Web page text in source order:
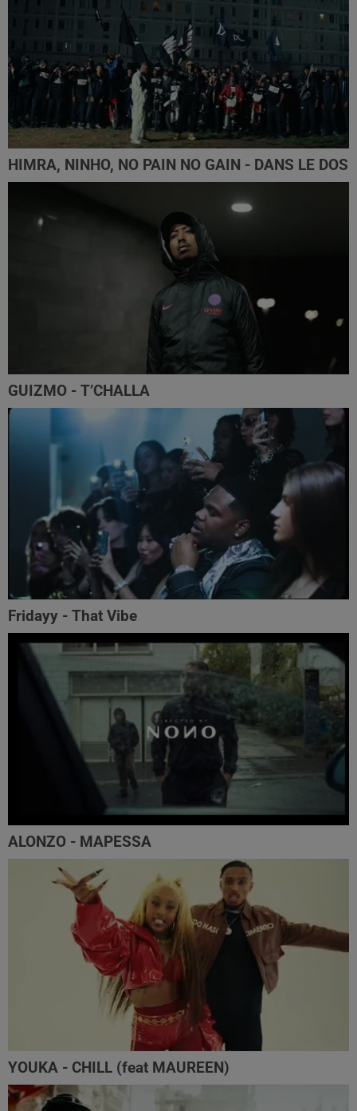
HIMRA, NINHO, NO PAIN NO GAIN - DANS LE DOS
GUIZMO - T’CHALLA
Fridayy - That Vibe
ALONZO - MAPESSA
YOUKA - CHILL (feat MAUREEN)